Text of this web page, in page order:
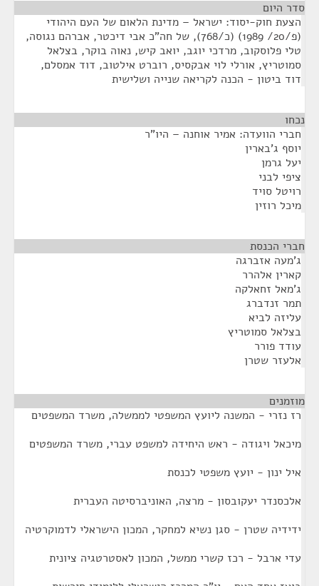
סדר היום
הצעת חוק-יסוד: ישראל – מדינת הלאום של העם היהודי
(פ/20/ 1989) (כ/768), של חה"כ אבי דיכטר, אברהם נגוסה,
טלי פלוסקוב, מרדכי יוגב, יואב קיש, נאוה בוקר, בצלאל
סמוטריץ, אורלי לוי אבקסיס, רוברט אילטוב, דוד אמסלם,
דוד ביטון - הכנה לקריאה שנייה ושלישית
נכחו
חברי הוועדה: אמיר אוחנה – היו"ר
יוסף ג'בארין
יעל גרמן
ציפי לבני
רויטל סויד
מיכל רוזין
חברי הכנסת
ג'מעה אזברגה
קארין אלהרר
ג'מאל זחאלקה
תמר זנדברג
עליזה לביא
בצלאל סמוטריץ
עודד פורר
אלעזר שטרן
מוזמנים
רז נזרי - המשנה ליועץ המשפטי לממשלה, משרד המשפטים
מיכאל ויגודה - ראש היחידה למשפט עברי, משרד המשפטים
איל ינון - יועץ משפטי לכנסת
אלכסנדר יעקובסון - מרצה, האוניברסיטה העברית
ידידיה שטרן - סגן נשיא למחקר, המכון הישראלי לדמוקרטיה
עדי ארבל - רכז קשרי ממשל, המכון לאסטרטגיה ציונית